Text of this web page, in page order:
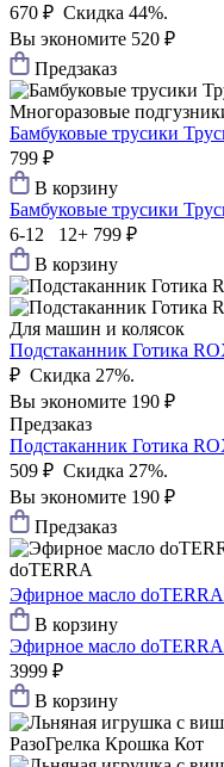
670 ₽ Скидка 44%.
Вы экономите 520 ₽
Предзаказ
Многоразовые
Бамбуковые трусики
799 ₽
В корзину
Бамбуковые трусики
6-12 12+ 799 ₽
В корзину
Для машин и колясок
Подстаканник Готика
₽ Скидка 27%.
Вы экономите 190 ₽
Предзаказ
Подстаканник Готика
509 ₽ Скидка 27%.
Вы экономите 190 ₽
Предзаказ
doTERRA
Эфирное масло
В корзину
Эфирное масло
3999 ₽
В корзину